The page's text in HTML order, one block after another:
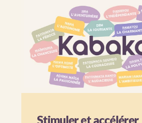
Stimuler et accélérer